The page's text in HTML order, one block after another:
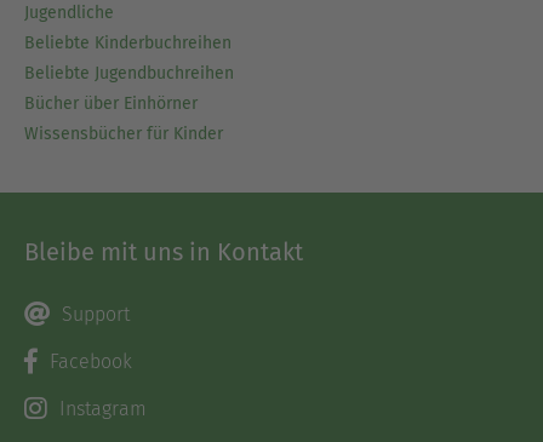
Jugendliche
Beliebte Kinderbuchreihen
Beliebte Jugendbuchreihen
Bücher über Einhörner
Wissensbücher für Kinder
Bleibe mit uns in Kontakt
Support
Facebook
Instagram